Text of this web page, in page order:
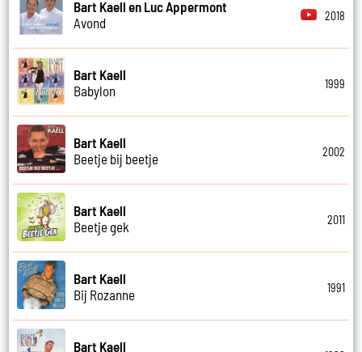
Bart Kaell en Luc Appermont
Avond
2018
Bart Kaell
Babylon
1999
Bart Kaell
Beetje bij beetje
2002
Bart Kaell
Beetje gek
2011
Bart Kaell
Bij Rozanne
1991
Bart Kaell